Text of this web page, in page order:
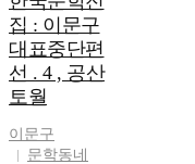
집 : 이문구
대표중단편
선 . 4 , 공산
토월
이문구
문학동네